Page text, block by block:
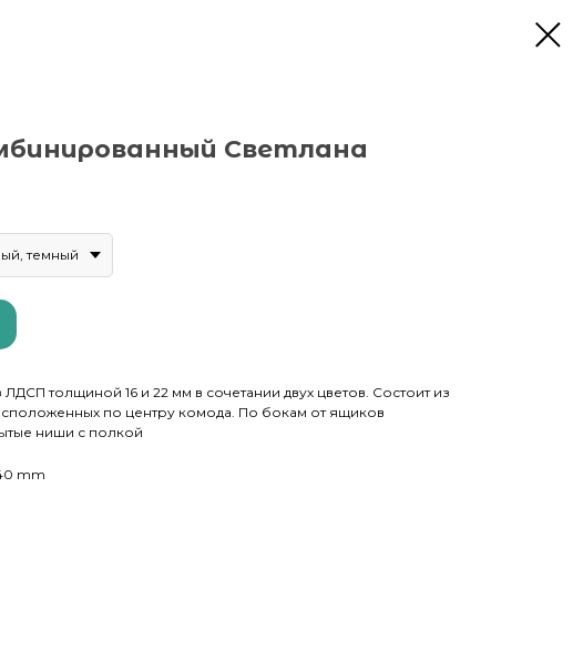
Светлана
темный
толщиной 16 и 22 мм в сочетании двух цветов. Состоит из
по центру комода. По бокам от ящиков
ниши с полкой
mm